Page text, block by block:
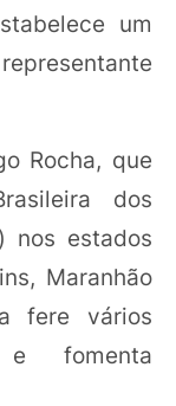
um
Rocha, que
dos
nos estados
Maranhão
fere vários
e fomenta